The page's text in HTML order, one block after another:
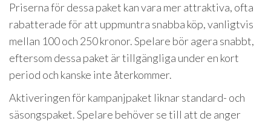
Priserna för dessa paket kan vara mer attraktiva, ofta
rabatterade för att uppmuntra snabba köp, vanligtvis
mellan 100 och 250 kronor. Spelare bör agera snabbt,
eftersom dessa paket är tillgängliga under en kort
period och kanske inte återkommer.
Aktiveringen för kampanjpaket liknar standard- och
säsongspaket. Spelare behöver se till att de anger